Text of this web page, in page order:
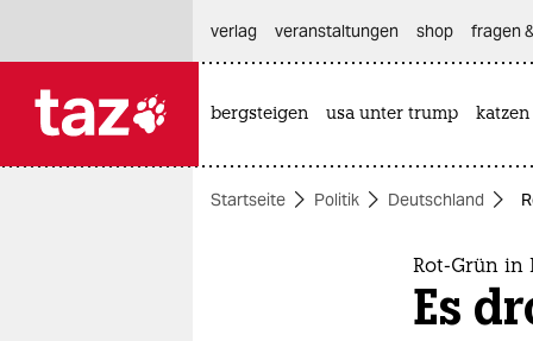
themen
verlag
veranstaltungen shop fragen
bergsteigen usa unter trump katzen
Startseite Politik Deutschland
Rot-Grün in
Es